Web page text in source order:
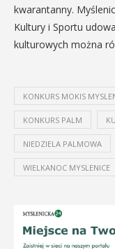
kwarantanny.
Kultury i Sportu
kulturowych można
KONKURS MOKIS
KONKURS PALM
NIEDZIELA PALMOWA
WIELKANOC MYSLENICE